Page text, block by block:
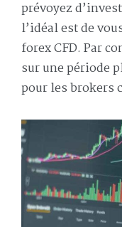
prévoyez
l’idéal est de
forex CFD. Par
sur une période
pour les brokers